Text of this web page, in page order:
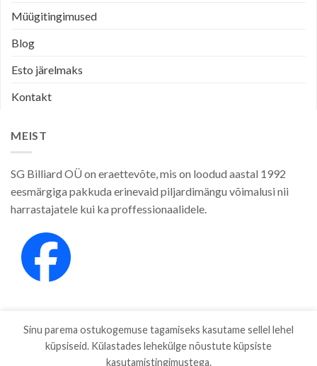
Müügitingimused
Blog
Esto järelmaks
Kontakt
MEIST
SG Billiard OÜ on eraettevõte, mis on loodud aastal 1992
eesmärgiga pakkuda erinevaid piljardimängu võimalusi nii
harrastajatele kui ka proffessionaalidele.
Sinu parema ostukogemuse tagamiseks kasutame sellel lehel
küpsiseid. Külastades lehekülge nõustute küpsiste
kasutamistingimustega.